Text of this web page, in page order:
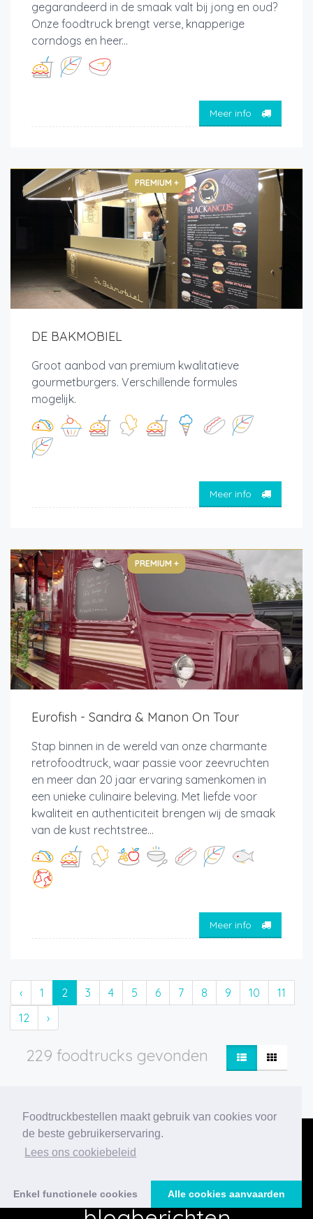
Foodtruckbestellen maakt gebruik van cookies voor
de beste gebruikerservaring.
Lees ons cookiebeleid
Enkel functionele cookies Alle cookies aanvaarden
gegarandeerd in de smaak valt bij jong en oud?
Onze foodtruck brengt verse, knapperige
corndogs en heer...
Meer info
PREMIUM +
DE BAKMOBIEL
Groot aanbod van premium kwalitatieve
gourmetburgers. Verschillende formules
mogelijk.
Meer info
PREMIUM +
Eurofish - Sandra & Manon On Tour
Stap binnen in de wereld van onze charmante
retrofoodtruck, waar passie voor zeevruchten
en meer dan 20 jaar ervaring samenkomen in
een unieke culinaire beleving. Met liefde voor
kwaliteit en authenticiteit brengen wij de smaak
van de kust rechtstree...
Meer info
‹ 1 2 3 4 5 6 7 8 9 10
11
12
›
229 foodtrucks gevonden
Onze nieuwste